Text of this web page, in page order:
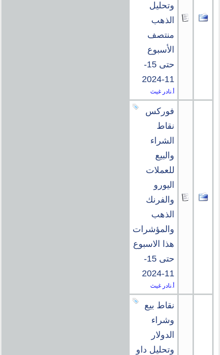
وتحليل
الذهب
منتصف
الأسبوع
حتى 15-
11-2024
أ.نادر غيث
فوركس
نقاط
الشراء
والبيع
للعملات
اليورو
والفرنك
الذهب
والمؤشرات
هذا الاسبوع
حتى 15-
11-2024
أ.نادر غيث
نقاط بيع
وشراء
الدولار
وتحليل داو